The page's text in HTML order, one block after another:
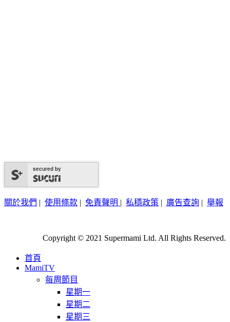
secured by
關於我們 | 使用條款 | 免責聲明 | 私穩政策 | 廣告查詢 | 舉報
Copyright © 2021 Supermami Ltd. All Rights Reserved.
首頁
MamiTV
每周節目
星期一
星期二
星期三